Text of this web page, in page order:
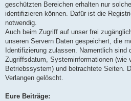
geschützten Bereichen erhalten nur
identifizieren können. Dafür ist die
notwendig.
Auch beim Zugriff auf unser frei
unseren Servern Daten gespeichert, die
Identifizierung zulassen. Namentlich sind
Zugriffsdatum, Systeminformationen (wie
Betriebssystem) und betrachtete Seiten.
Verlangen gelöscht.
Eure Beiträge: